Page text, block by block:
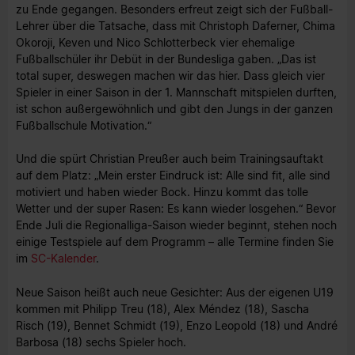
zu Ende gegangen. Besonders erfreut zeigt sich der Fußball-
Lehrer über die Tatsache, dass mit Christoph Daferner, Chima
Okoroji, Keven und Nico Schlotterbeck vier ehemalige
Fußballschüler ihr Debüt in der Bundesliga gaben. „Das ist
total super, deswegen machen wir das hier. Dass gleich vier
Spieler in einer Saison in der 1. Mannschaft mitspielen durften,
ist schon außergewöhnlich und gibt den Jungs in der ganzen
Fußballschule Motivation.“
Und die spürt Christian Preußer auch beim Trainingsauftakt
auf dem Platz: „Mein erster Eindruck ist: Alle sind fit, alle sind
motiviert und haben wieder Bock. Hinzu kommt das tolle
Wetter und der super Rasen: Es kann wieder losgehen.“ Bevor
Ende Juli die Regionalliga-Saison wieder beginnt, stehen noch
einige Testspiele auf dem Programm – alle Termine finden Sie
im SC-Kalender.
Neue Saison heißt auch neue Gesichter: Aus der eigenen U19
kommen mit Philipp Treu (18), Alex Méndez (18), Sascha
Risch (19), Bennet Schmidt (19), Enzo Leopold (18) und André
Barbosa (18) sechs Spieler hoch.